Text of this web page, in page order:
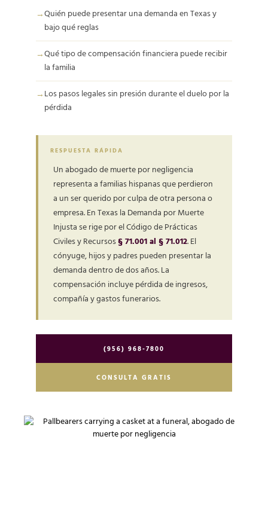
Quién puede presentar una demanda en Texas y
bajo qué reglas
Qué tipo de compensación financiera puede recibir
la familia
Los pasos legales sin presión durante el duelo por la
pérdida
RESPUESTA RÁPIDA
Un abogado de muerte por negligencia
representa a familias hispanas que perdieron
a un ser querido por culpa de otra persona o
empresa. En Texas la Demanda por Muerte
Injusta se rige por el Código de Prácticas
Civiles y Recursos§ 71.001 al § 71.012. El
cónyuge, hijos y padres pueden presentar la
demanda dentro de dos años. La
compensación incluye pérdida de ingresos,
compañía y gastos funerarios.
(956) 968-7800
CONSULTA GRATIS